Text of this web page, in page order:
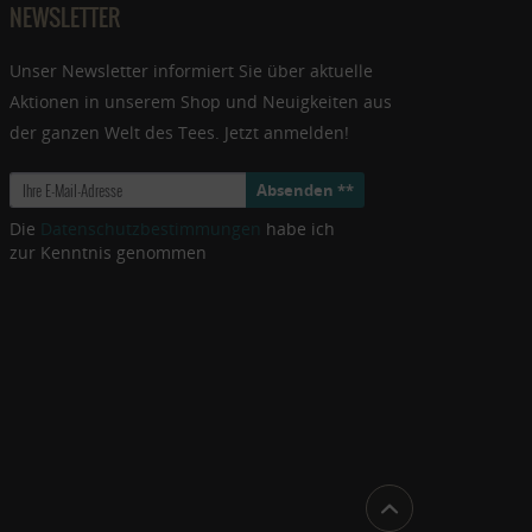
NEWSLETTER
Unser Newsletter informiert Sie über aktuelle
Aktionen in unserem Shop und Neuigkeiten aus
der ganzen Welt des Tees. Jetzt anmelden!
Absenden **
Die
habe ich
zur Kenntnis genommen